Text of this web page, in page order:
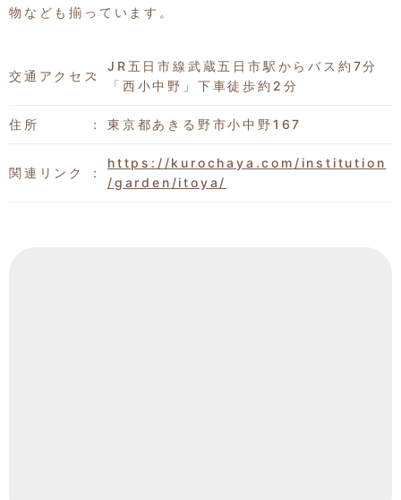
物なども揃っています。
交通アクセス
JR五日市線武蔵五日市駅からバス約7分
「西小中野」下車徒歩約2分
住所 東京都あきる野市小中野167
関連リンク
https://kurochaya.com/institution
/garden/itoya/